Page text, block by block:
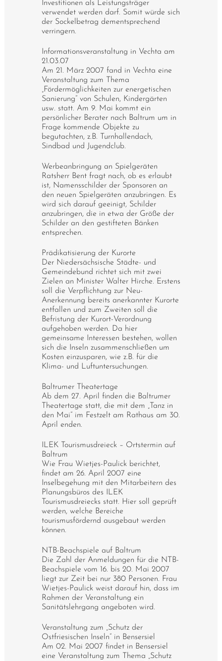
Investitionen als Leistungsträger
verwendet werden darf. Somit würde sich
der Sockelbetrag dementsprechend
verringern.
Informationsveranstaltung in Vechta am
21.03.07
Am 21. März 2007 fand in Vechta eine
Veranstaltung zum Thema
„Fördermöglichkeiten zur energetischen
Sanierung“ von Schulen, Kindergärten
usw. statt. Am 9. Mai kommt ein
persönlicher Berater nach Baltrum um in
Frage kommende Objekte zu
begutachten, z.B. Turnhallendach,
Sindbad und Jugendclub.
Werbeanbringung an Spielgeräten
Ratsherr Bent fragt nach, ob es erlaubt
ist, Namensschilder der Sponsoren an
den neuen Spielgeräten anzubringen. Es
wird sich darauf geeinigt, Schilder
anzubringen, die in etwa der Größe der
Schilder an den gestifteten Bänken
entsprechen.
Prädikatisierung der Kurorte
Der Niedersächsische Städte- und
Gemeindebund richtet sich mit zwei
Zielen an Minister Walter Hirche. Erstens
soll die Verpflichtung zur Neu-
Anerkennung bereits anerkannter Kurorte
entfallen und zum Zweiten soll die
Befristung der Kurort-Verordnung
aufgehoben werden. Da hier
gemeinsame Interessen bestehen, wollen
sich die Inseln zusammenschließen um
Kosten einzusparen, wie z.B. für die
Klima- und Luftuntersuchungen.
Baltrumer Theatertage
Ab dem 27. April finden die Baltrumer
Theatertage statt, die mit dem „Tanz in
den Mai“ im Festzelt am Rathaus am 30.
April enden.
ILEK Tourismusdreieck – Ortstermin auf
Baltrum
Wie Frau Wietjes-Paulick berichtet,
findet am 26. April 2007 eine
Inselbegehung mit den Mitarbeitern des
Planungsbüros des ILEK
Tourismusdreiecks statt. Hier soll geprüft
werden, welche Bereiche
tourismusfördernd ausgebaut werden
können.
NTB-Beachspiele auf Baltrum
Die Zahl der Anmeldungen für die NTB-
Beachspiele vom 16. bis 20. Mai 2007
liegt zur Zeit bei nur 380 Personen. Frau
Wietjes-Paulick weist darauf hin, dass im
Rahmen der Veranstaltung ein
Sanitätslehrgang angeboten wird.
Veranstaltung zum „Schutz der
Ostfriesischen Inseln“ in Bensersiel
Am 02. Mai 2007 findet in Bensersiel
eine Veranstaltung zum Thema „Schutz